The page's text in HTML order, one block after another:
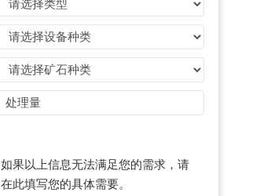
如果以上信息无法满足您的需求，请
在此填写您的具体需要。